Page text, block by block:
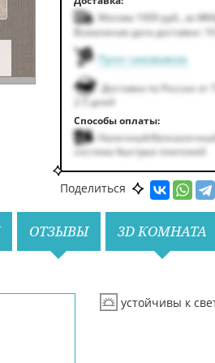
Москва 1000руб. за
Возможная дата доставки:
Пункт самовывоза
Доставка по России от
2-5 дней
Способы оплаты:
Наличный/безналичный
система быстрых платежей
Поделиться
ОТЗЫВЫ 3D КОМНАТА
устойчивы к